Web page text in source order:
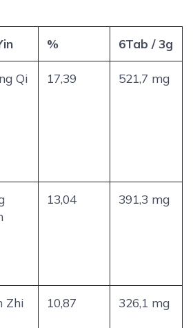
% 6Tab / 3g
Qi 17,39 521,7 mg
13,04 391,3 mg
Zhi 10,87 326,1 mg